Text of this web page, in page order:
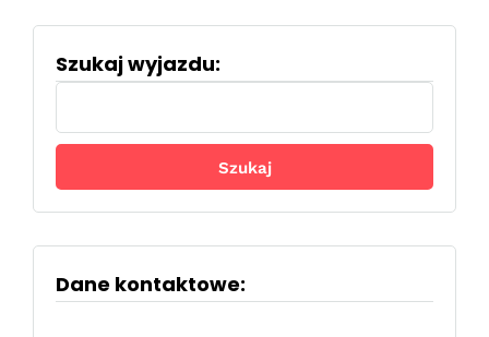
Szukaj wyjazdu:
Szukaj:
Dane kontaktowe: